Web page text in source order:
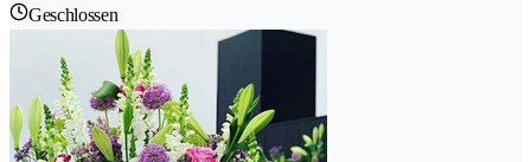
Geschlossen